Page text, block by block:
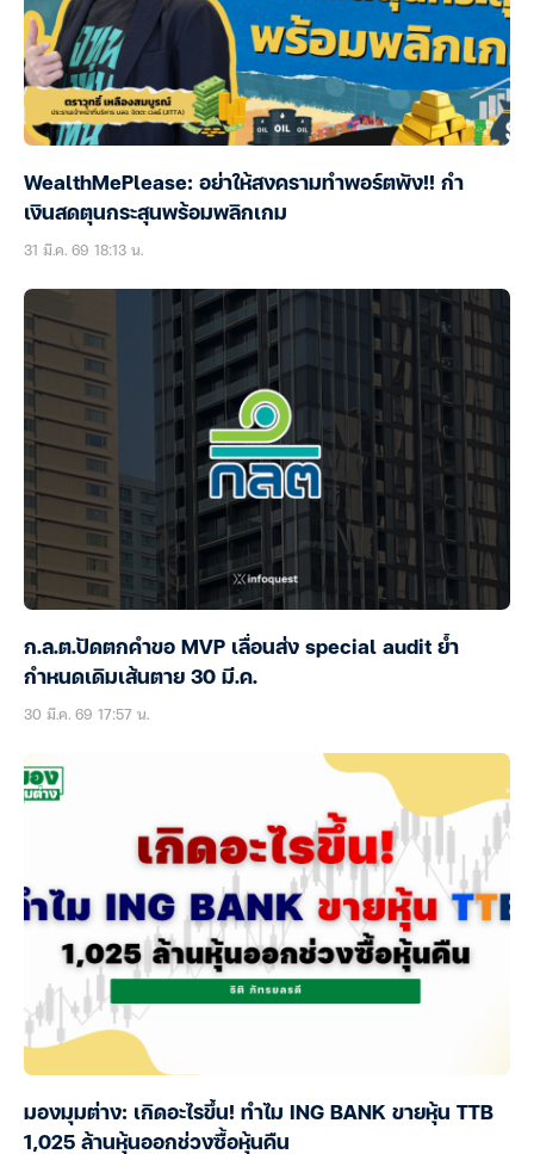
WealthMePlease: อย่าให้สงครามทำพอร์ตพัง!! กำ
เงินสดตุนกระสุนพร้อมพลิกเกม
31 มี.ค. 69 18:13 น.
ก.ล.ต.ปัดตกคำขอ MVP เลื่อนส่ง special audit ย้ำ
กำหนดเดิมเส้นตาย 30 มี.ค.
30 มี.ค. 69 17:57 น.
มองมุมต่าง: เกิดอะไรขึ้น! ทำไม ING BANK ขายหุ้น TTB
1,025 ล้านหุ้นออกช่วงซื้อหุ้นคืน